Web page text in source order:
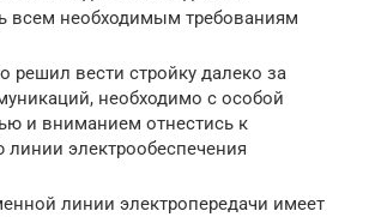
всем необходимым требованиям
решил вести стройку далеко за
необходимо с особой
и вниманием отнестись к
электрообеспечения
линии электропередачи имеет